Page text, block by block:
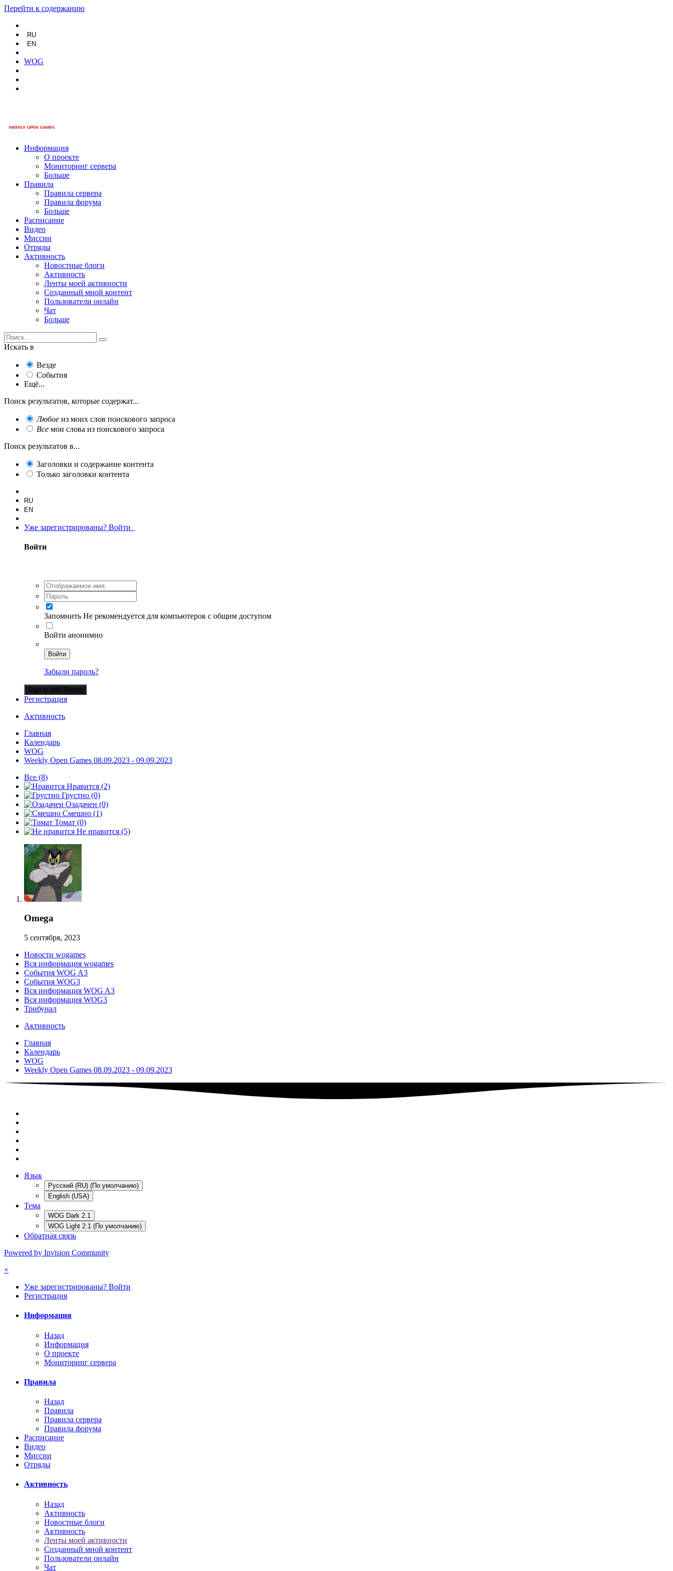
Перейти к содержанию
RU
EN
WOG
Информация
О проекте
Мониторинг сервера
Больше
Правила
Правила сервера
Правила форума
Больше
Расписание
Видео
Миссии
Отряды
Активность
Новостные блоги
Активность
Ленты моей активности
Созданный мной контент
Пользователи онлайн
Чат
Больше
Искать в
Везде
События
Ещё...
Поиск результатов, которые содержат...
Любое из моих слов поискового запроса
Все мои слова из поискового запроса
Поиск результатов в...
Заголовки и содержание контента
Только заголовки контента
RU
EN
Уже зарегистрированы? Войти
Войти
Запомнить Не рекомендуется для компьютеров с общим доступом
Войти анонимно
Войти
Забыли пароль?
Sign in with Steam
Регистрация
Активность
Главная
Календарь
WOG
Weekly Open Games 08.09.2023 - 09.09.2023
Все (8)
Нравится (2)
Грустно (0)
Озадачен (0)
Смешно (1)
Томат (0)
Не нравится (5)
Omega
5 сентября, 2023
Новости wogames
Вся информация wogames
События WOG A3
События WOG3
Вся информация WOG A3
Вся информация WOG3
Трибунал
Активность
Главная
Календарь
WOG
Weekly Open Games 08.09.2023 - 09.09.2023
Язык
Русский (RU) (По умолчанию)
English (USA)
Тема
WOG Dark 2.1
WOG Light 2.1 (По умолчанию)
Обратная связь
Powered by Invision Community
×
Уже зарегистрированы? Войти
Регистрация
Информация
Назад
Информация
О проекте
Мониторинг сервера
Правила
Назад
Правила
Правила сервера
Правила форума
Расписание
Видео
Миссии
Отряды
Активность
Назад
Активность
Новостные блоги
Активность
Ленты моей активности
Созданный мной контент
Пользователи онлайн
Чат